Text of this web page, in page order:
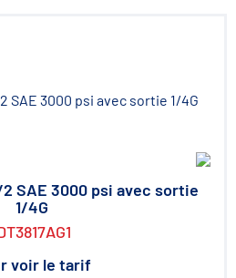
SAE 3000 psi avec sortie
1/4G
voir le tarif